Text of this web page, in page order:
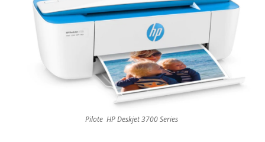
Pilote HP Deskjet 3700 Series